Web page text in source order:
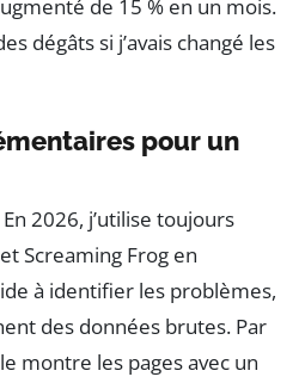
de 15 % en un mois.
dégâts si j’avais changé les
pour un
2026, j’utilise toujours
Screaming Frog en
à identifier les problèmes,
des données brutes. Par
montre les pages avec un